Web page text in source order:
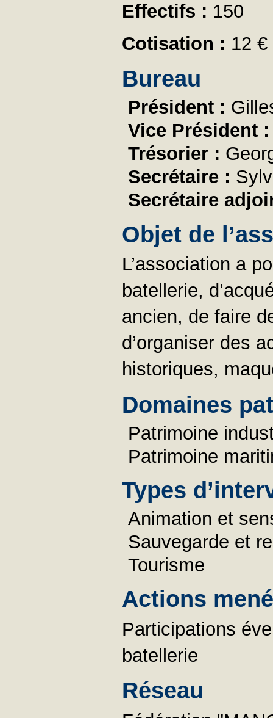
Effectifs : 150
Cotisation : 12 €
Bureau
Président :
Vice Président
Trésorier :
Secrétaire :
Secrétaire
Objet de
L’association a
batellerie,
ancien, de faire
d’organiser des
historiques,
Domaines
Patrimoine
Patrimoine
Types
Animation et
Sauvegarde et
Tourisme
Actions
Participations
batellerie
Réseau